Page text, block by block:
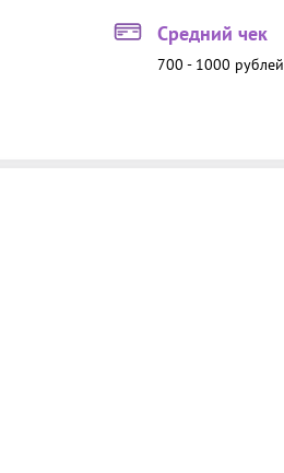
Средний чек
700 - 1000 рублей